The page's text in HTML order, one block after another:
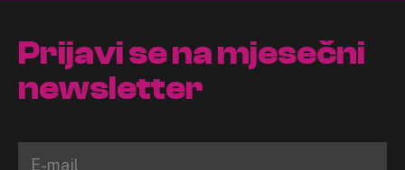
Prijavi se na mjesečni
newsletter